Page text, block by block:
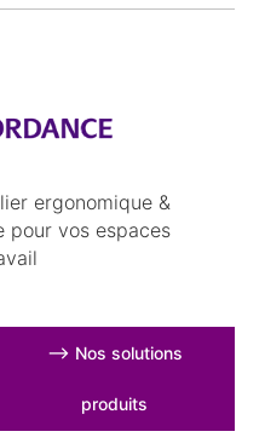
ergonomique &
pour vos espaces
⟶ Nos solutions
produits